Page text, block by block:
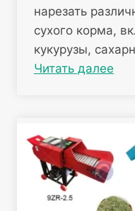
нарезать
сухого корма,
кукурузы,
Читать далее